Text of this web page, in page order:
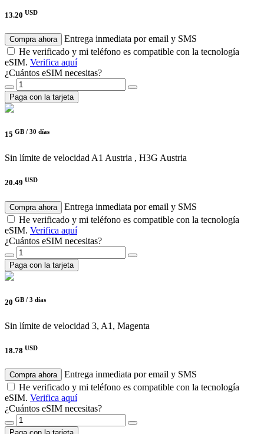
13.20 USD
Compra ahora
Entrega inmediata por email y SMS
He verificado y mi teléfono es compatible con la tecnología
eSIM. Verifica aquí
¿Cuántos eSIM necesitas?
Paga con la tarjeta
15 GB / 30 días
Sin límite de velocidad A1 Austria , H3G Austria
20.49 USD
Compra ahora
Entrega inmediata por email y SMS
He verificado y mi teléfono es compatible con la tecnología
eSIM. Verifica aquí
¿Cuántos eSIM necesitas?
Paga con la tarjeta
20 GB / 3 días
Sin límite de velocidad 3, A1, Magenta
18.78 USD
Compra ahora
Entrega inmediata por email y SMS
He verificado y mi teléfono es compatible con la tecnología
eSIM. Verifica aquí
¿Cuántos eSIM necesitas?